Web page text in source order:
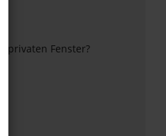
privaten Fenster?